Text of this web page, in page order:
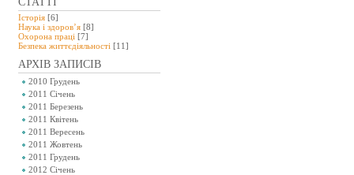
Історія [6]
Наука і здоров’я [8]
Охорона праці [7]
Безпeка життєдіяльності [11]
АРХІВ ЗАПИСІВ
2010 Грудень
2011 Січень
2011 Березень
2011 Квітень
2011 Вересень
2011 Жовтень
2011 Грудень
2012 Січень